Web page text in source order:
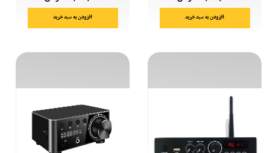
افزودن به سبد خرید افزودن به سبد خرید